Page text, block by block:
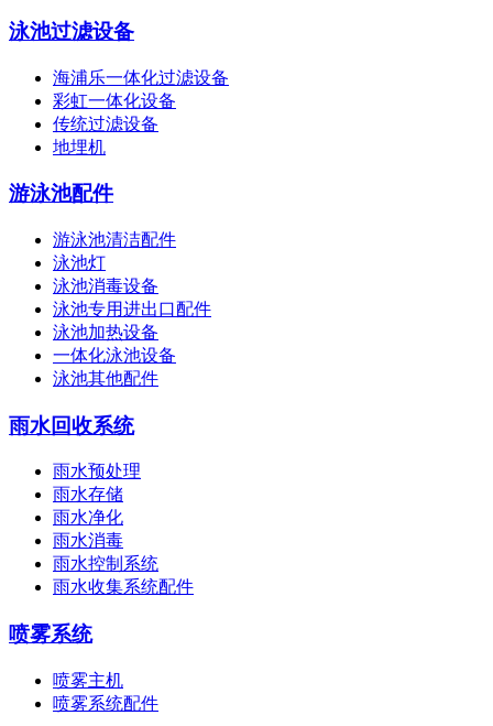
泳池过滤设备
海浦乐一体化过滤设备
彩虹一体化设备
传统过滤设备
地埋机
游泳池配件
游泳池清洁配件
泳池灯
泳池消毒设备
泳池专用进出口配件
泳池加热设备
一体化泳池设备
泳池其他配件
雨水回收系统
雨水预处理
雨水存储
雨水净化
雨水消毒
雨水控制系统
雨水收集系统配件
喷雾系统
喷雾主机
喷雾系统配件